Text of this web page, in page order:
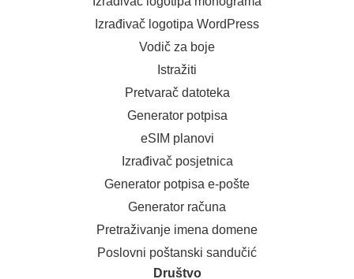
Izrađivač logotipa WordPress
Vodič za boje
Istražiti
Pretvarač datoteka
Generator potpisa
eSIM planovi
Izrađivač posjetnica
Generator potpisa e-pošte
Generator računa
Pretraživanje imena domene
Poslovni poštanski sandučić
Društvo